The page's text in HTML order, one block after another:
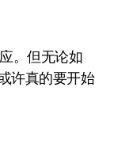
。但无论如
许真的要开始